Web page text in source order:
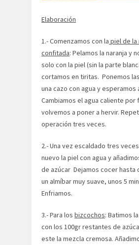
Elaboración
1.- Comenzamos con la piel de la
confitada: Pelamos la naranja y
solo con la piel (sin la parte
cortamos en tiritas. Ponemos
una cazo con agua y esperamos
Cambiamos el agua caliente por
volvemos a poner a hervir.
operación tres veces.
2.- Una vez escaldado tres
nuevo la piel con agua y
de azúcar Dejamos cocer hasta
un almíbar muy suave, unos 5
Enfriamos.
3.- Para los bizcochos: Batimos
con los 100gr restantes de
este la mezcla cremosa.